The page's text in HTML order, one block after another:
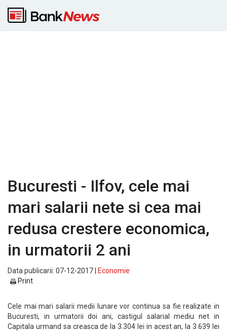
Bucuresti - Ilfov, cele mai
mari salarii nete si cea mai
redusa crestere economica,
in urmatorii 2 ani
Data publicarii: 07-12-2017 |
Economie
Print
Cele mai mari salarii medii lunare vor continua sa fie realizate in
Bucuresti, in urmatorii doi ani, castigul salarial mediu net in
Capitala urmand sa creasca de la 3.304 lei in acest an, la 3.639 lei